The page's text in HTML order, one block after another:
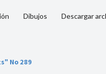
Dibujos Descargar
No 289